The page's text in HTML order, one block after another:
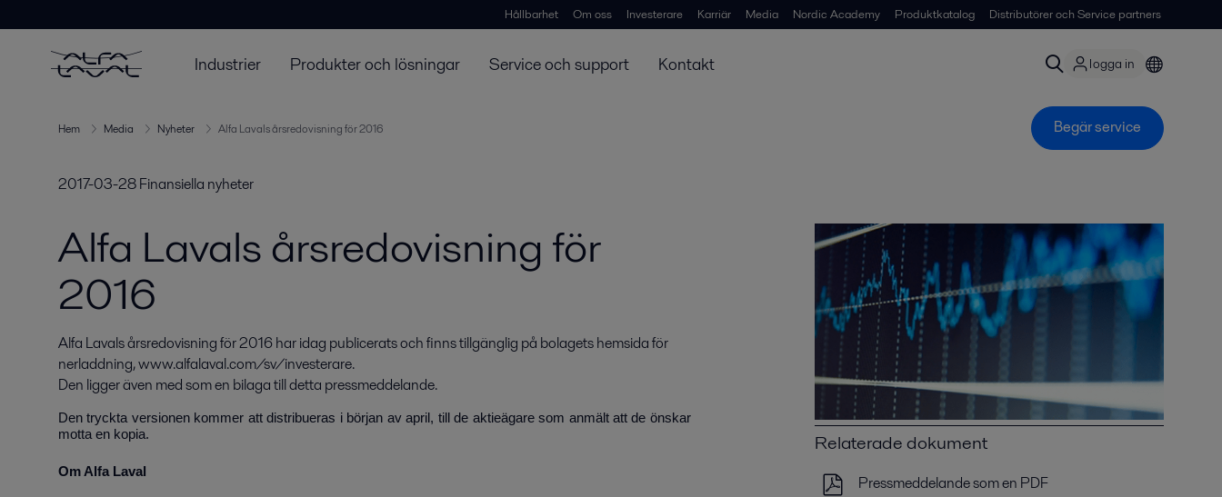
Hållbarhet Om oss Investerare Karriär Media Nordic Academy Produktkatalog Distributörer och Service partners
Industrier Produkter och lösningar Service och support Kontakt logga in
Hem Media Nyheter Alfa Lavals årsredovisning för 2016 Begär service
2017-03-28Finansiella nyheter
Alfa Lavals årsredovisning för
2016
Alfa Lavals årsredovisning för 2016 har idag publicerats och finns tillgänglig på bolagets hemsida för
nerladdning, www.alfalaval.com/sv/investerare.
Den ligger även med som en bilaga till detta pressmeddelande.
Den tryckta versionen kommer att distribueras i början av april, till de aktieägare som anmält att de önskar
motta en kopia.
Om Alfa Laval
Relaterade dokument
Pressmeddelande som en PDF